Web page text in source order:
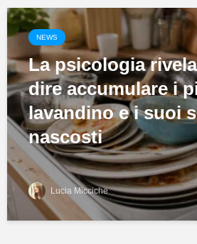
NEWS
La psicologia
dire accumulare i
lavandino e i suoi
nascosti
Lucia Micciche